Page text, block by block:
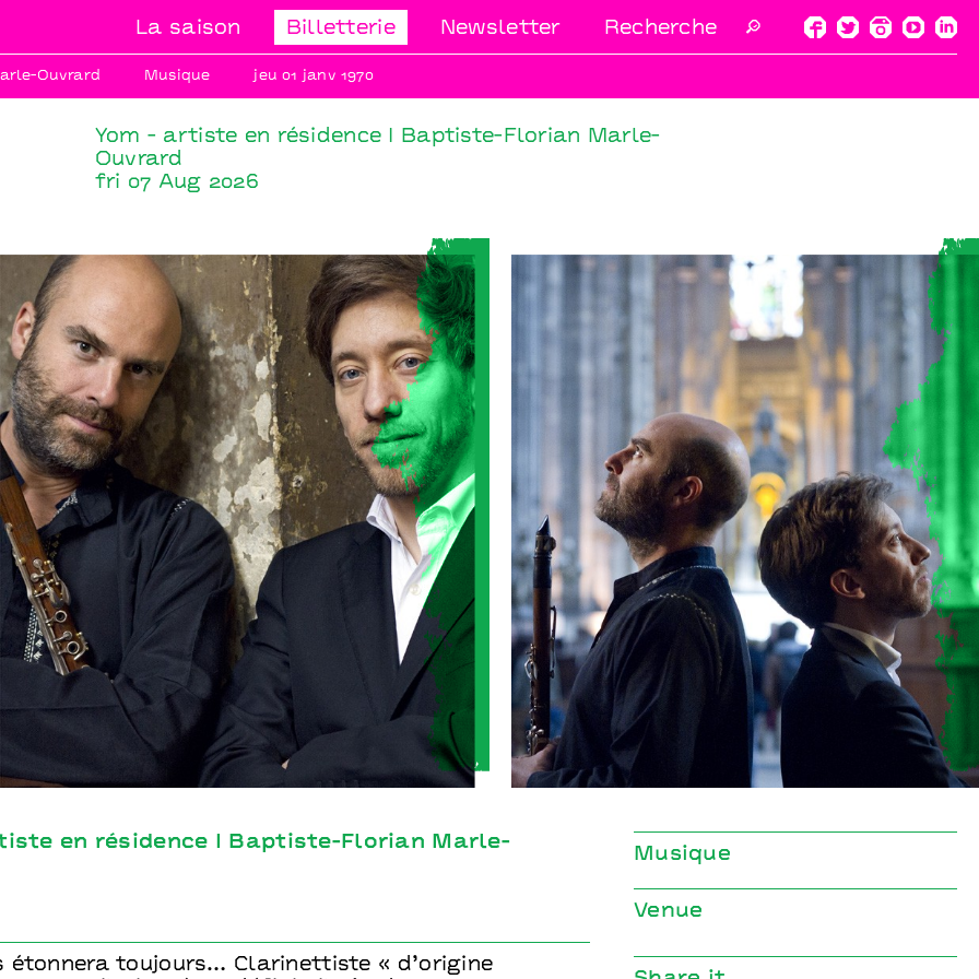
La saison Billetterie Newsletter 🔎
Ouvrard Musique jeu 01 janv 1970
Yom - artiste en résidence I Baptiste-Florian Marle-
Ouvrard
fri 07 Aug 2026
Ouvrard
en résidence I Baptiste-Florian Marle-
étonnera toujours… Clarinettiste « d’origine
Musique
Venue